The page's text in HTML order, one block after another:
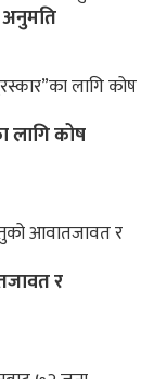
अनुमति
लागि कोष
र